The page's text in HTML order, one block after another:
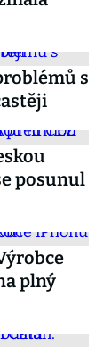
s
posunul
plný